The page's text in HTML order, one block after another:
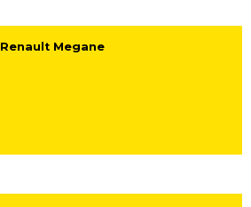
Renault Megane